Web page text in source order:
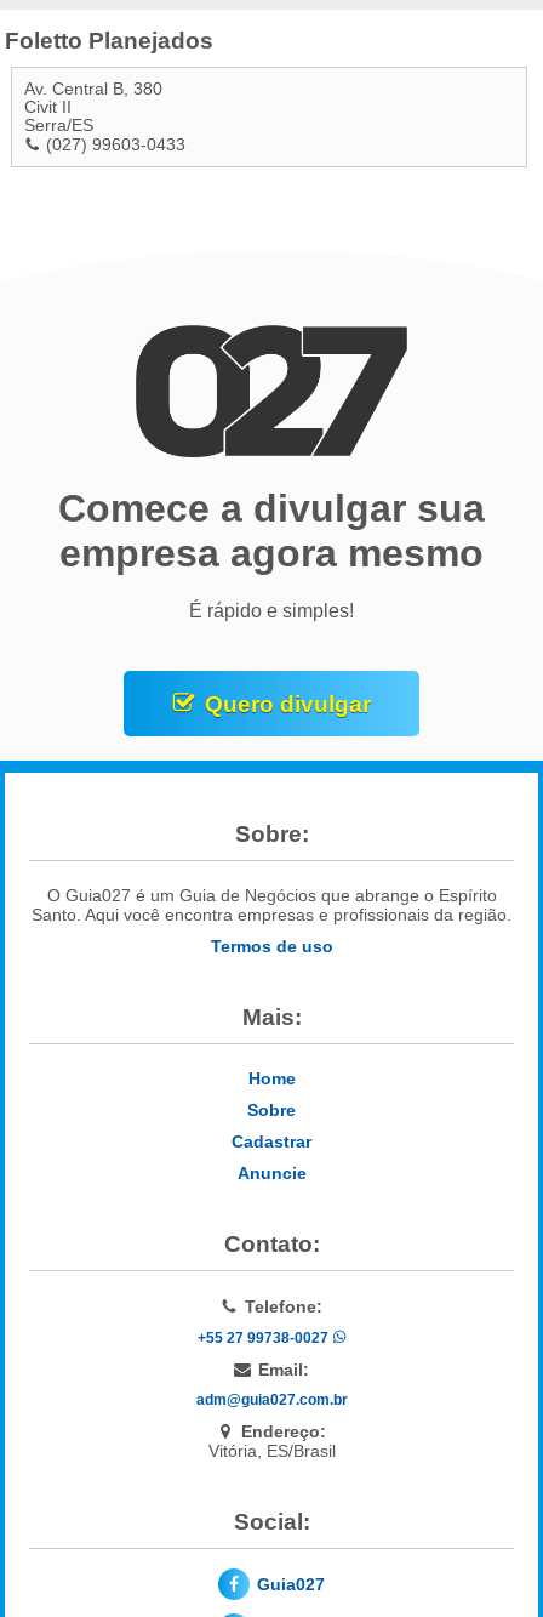
Foletto Planejados
Av. Central B, 380
Civit II
Serra/ES
(027) 99603-0433
Comece a divulgar sua
empresa agora mesmo
É rápido e simples!
Quero divulgar
Sobre:
O Guia027 é um Guia de Negócios que abrange o Espírito
Santo. Aqui você encontra empresas e profissionais da região.
Termos de uso
Mais:
Home
Sobre
Cadastrar
Anuncie
Contato:
Telefone:
+55 27 99738-0027
Email:
adm@guia027.com.br
Endereço:
Vitória, ES/Brasil
Social:
Guia027